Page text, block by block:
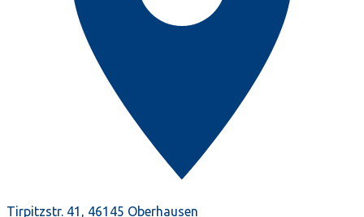
Tirpitzstr. 41, 46145 Oberhausen